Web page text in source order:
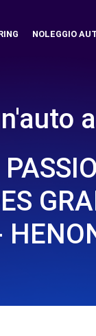
NOLEGGIO
a